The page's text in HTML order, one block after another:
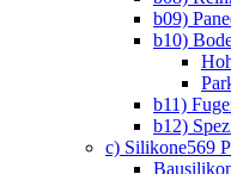
b09)
b10)
b11)
b12)
c) Silikone569